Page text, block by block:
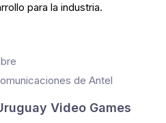
para la industria.
de Antel
Video Games